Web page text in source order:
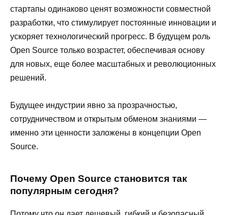
стартапы одинаково ценят возможности совместной
разработки, что стимулирует постоянные инновации и
ускоряет технологический прогресс. В будущем роль
Open Source только возрастет, обеспечивая основу
для новых, еще более масштабных и революционных
решений.
Будущее индустрии явно за прозрачностью,
сотрудничеством и открытым обменом знаниями —
именно эти ценности заложены в концепции Open
Source.
Почему Open Source становится так
популярным сегодня?